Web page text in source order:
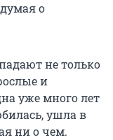
о
не только
и
уже много лет
ушла в
ни о чем.